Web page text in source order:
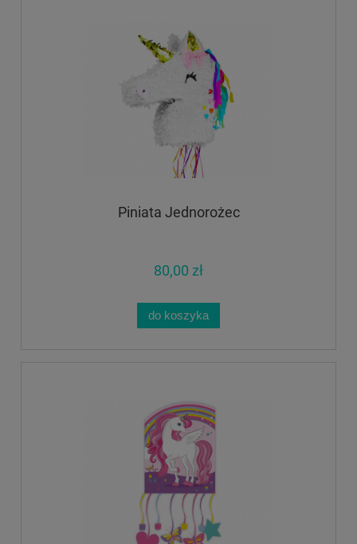
Piniata Jednorożec
80,00 zł
do koszyka